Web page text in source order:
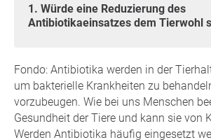
1. Würde eine Reduzierung des
Antibiotikaeinsatzes dem Tierwohl
Fondo: Antibiotika werden in der
um bakterielle Krankheiten zu
vorzubeugen. Wie bei uns Menschen
Gesundheit der Tiere und kann sie von
Werden Antibiotika häufig eingesetzt